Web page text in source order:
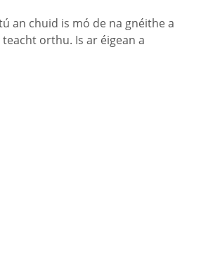
an chuid is mó de na gnéithe a
orthu. Is ar éigean a